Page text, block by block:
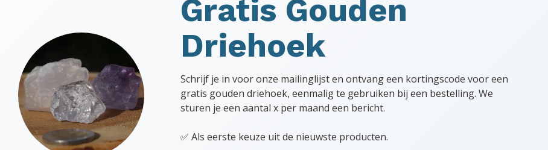
Gratis Gouden
Driehoek
Schrijf je in voor onze mailinglijst en ontvang een kortingscode voor een
gratis gouden driehoek, eenmalig te gebruiken bij een bestelling. We
sturen je een aantal x per maand een bericht.
✅ Als eerste keuze uit de nieuwste producten.